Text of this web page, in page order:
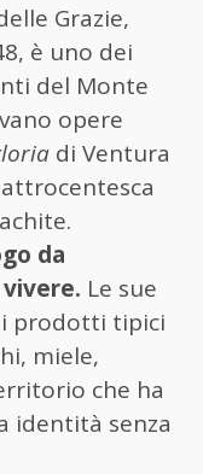
Grazie,
è uno dei
del Monte
opere
di Ventura
da
Le sue
prodotti tipici
miele,
che ha
identità senza